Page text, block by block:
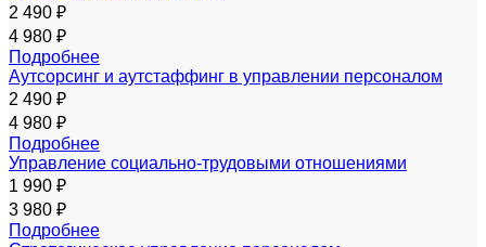
2 490 ₽
4 980 ₽
Подробнее
Аутсорсинг и аутстаффинг в управлении персоналом
2 490 ₽
4 980 ₽
Подробнее
Управление социально-трудовыми отношениями
1 990 ₽
3 980 ₽
Подробнее